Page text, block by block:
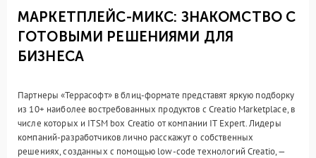
МАРКЕТПЛЕЙС-МИКС: ЗНАКОМСТВО С
ГОТОВЫМИ РЕШЕНИЯМИ ДЛЯ
БИЗНЕСА
Партнеры «Террасофт» в блиц-формате представят яркую подборку
из 10+ наиболее востребованных продуктов с Creatio Marketplace, в
числе которых и ITSM box Creatio от компании IT Expert. Лидеры
компаний-разработчиков лично расскажут о собственных
решениях, созданных с помощью low-code технологий Creatio, —